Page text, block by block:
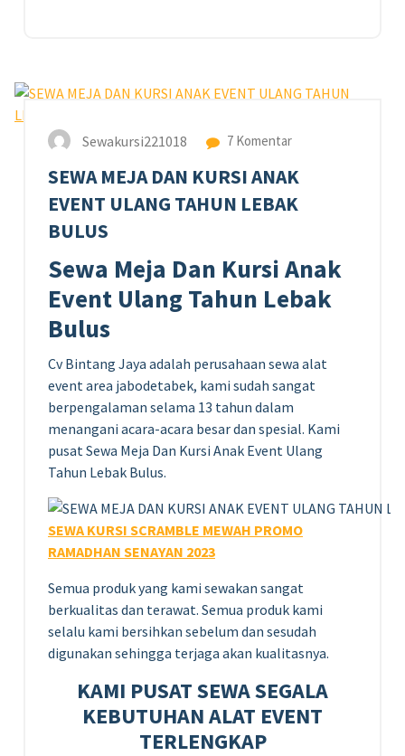
Sewakursi221018 7 Komentar
SEWA MEJA DAN KURSI ANAK
EVENT ULANG TAHUN LEBAK
BULUS
Sewa Meja Dan Kursi Anak
Event Ulang Tahun Lebak
Bulus
Cv Bintang Jaya adalah perusahaan sewa alat
event area jabodetabek, kami sudah sangat
berpengalaman selama 13 tahun dalam
menangani acara-acara besar dan spesial. Kami
pusat Sewa Meja Dan Kursi Anak Event Ulang
Tahun Lebak Bulus.
SEWA KURSI SCRAMBLE MEWAH PROMO
RAMADHAN SENAYAN 2023
Semua produk yang kami sewakan sangat
berkualitas dan terawat. Semua produk kami
selalu kami bersihkan sebelum dan sesudah
digunakan sehingga terjaga akan kualitasnya.
KAMI PUSAT SEWA SEGALA
KEBUTUHAN ALAT EVENT
TERLENGKAP